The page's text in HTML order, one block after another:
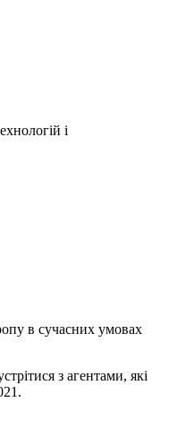
і
в сучасних умовах
з агентами, які